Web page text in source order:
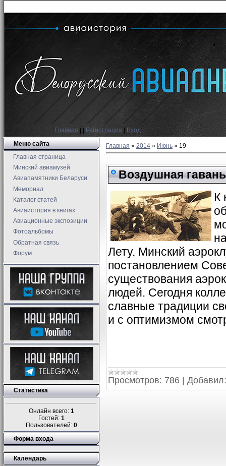
Главная Регистрация
Вход
Меню сайта
Главная страница
Минский авиамузей
Авиапамятники Беларуси
Мемориал
Каталог статей
Авиаистория в книгах
Авиационные экспозиции
Фотоальбомы
Обратная связь
Форум
Статистика
Онлайн всего: 1
Гостей: 1
Пользователей: 0
Форма входа
Календарь
Главная»2014 » Июнь » 19
Воздушная
К
Лету. Минский
постановлением
существования
людей. Сегодня
славные традиции
и с оптимизмом
Просмотров: 786 Добавил: